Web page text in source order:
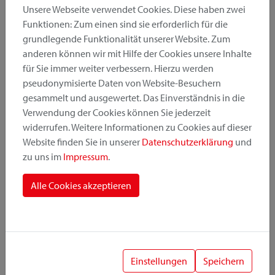
Produktkategorie
Montageposition
Befestigungssystem
Unsere Webseite verwendet Cookies. Diese haben zwei
Funktionen: Zum einen sind sie erforderlich für die
grundlegende Funktionalität unserer Website. Zum
anderen können wir mit Hilfe der Cookies unsere Inhalte
für Sie immer weiter verbessern. Hierzu werden
pseudonymisierte Daten von Website-Besuchern
gesammelt und ausgewertet. Das Einverständnis in die
Verwendung der Cookies können Sie jederzeit
widerrufen. Weitere Informationen zu Cookies auf dieser
Website finden Sie in unserer Datenschutzerklärung und
zu uns im Impressum.
Alle Cookies akzeptieren
Einstellungen Speichern